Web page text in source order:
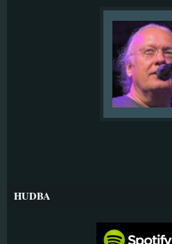
HUDBA